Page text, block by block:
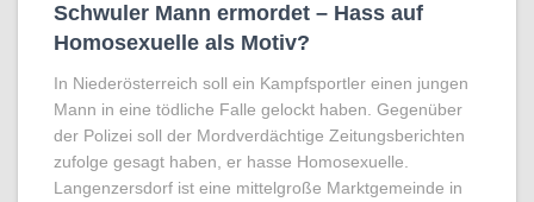
Schwuler Mann ermordet – Hass auf
Homo­sexuelle als Motiv?
In Niederösterreich soll ein Kampfsportler einen jungen
Mann in eine tödliche Falle gelockt haben. Gegenüber
der Polizei soll der Mordverdächtige Zeitungsberichten
zufolge gesagt haben, er hasse Homosexuelle.
Langenzersdorf ist eine mittelgroße Marktgemeinde in